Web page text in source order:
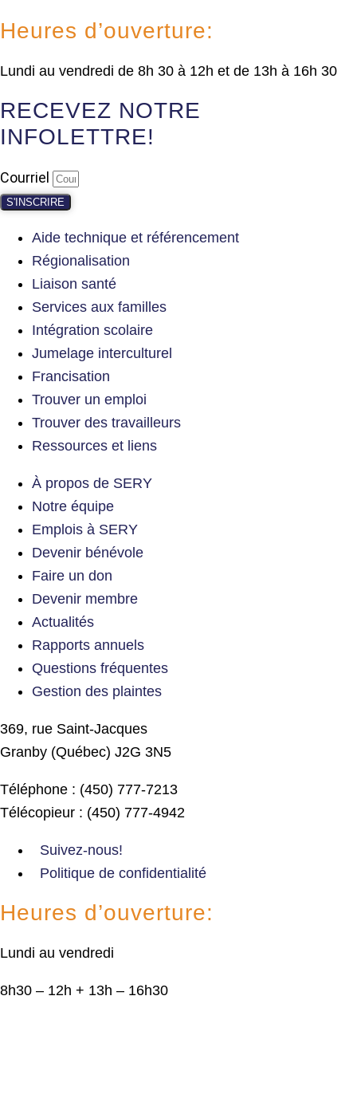
Heures d’ouverture:
Lundi au vendredi de 8h 30 à 12h et de 13h à 16h 30
RECEVEZ NOTRE
INFOLETTRE!
Courriel
S'INSCRIRE
Aide technique et référencement
Régionalisation
Liaison santé
Services aux familles
Intégration scolaire
Jumelage interculturel
Francisation
Trouver un emploi
Trouver des travailleurs
Ressources et liens
À propos de SERY
Notre équipe
Emplois à SERY
Devenir bénévole
Faire un don
Devenir membre
Actualités
Rapports annuels
Questions fréquentes
Gestion des plaintes
369, rue Saint-Jacques
Granby (Québec) J2G 3N5
Téléphone : (450) 777-7213
Télécopieur : (450) 777-4942
Suivez-nous!
Politique de confidentialité
Heures d’ouverture:
Lundi au vendredi
8h30 – 12h + 13h – 16h30